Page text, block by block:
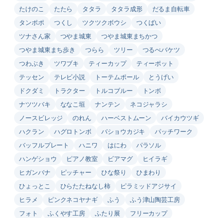
たけのこ
たたら タタラ タタラ成形
だるま自転車
タンポポ
つくし ツクツクボウシ
つくばい
ツナさん家
つやま城東
つやま城東まちかつ
つやま城東まち歩き
つらら ツリー
つるべバケツ
つわぶき
ツワブキ ティーカップ
ティーポット
テッセン
テレビ小説 トーテムポール
とうげい
ドクダミ
トラクター トルコブルー
トンボ
ナツツバキ
ななこ垣 ナンテン
ネコジャラシ
ノースビレッジ
のれん ハーベストムーン
バイカウツギ
ハクラン
ハグロトンボ バショウカジキ
パッチワーク
バッフルプレート
ハニワ はにわ
パラソル
ハンゲショウ
ピアノ教室 ビアマグ
ヒイラギ
ヒガンバナ
ピッチャー ひな祭り
ひまわり
ひょっとこ
ひらたたねなし柿
ピラミッドアジサイ
ヒラメ
ピンクネコヤナギ ふう
ふう津山陶芸工房
フォト
ふくやす工房 ふたり展
フリーカップ